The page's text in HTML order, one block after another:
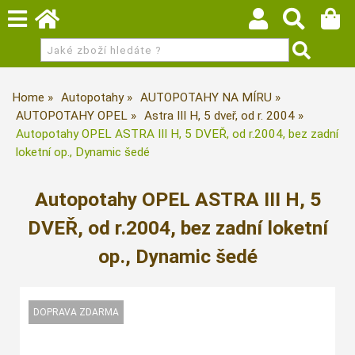
Home Autopotahy
AUTOPOTAHY NA MÍRU
AUTOPOTAHY OPEL
Astra III H, 5 dveř, od r. 2004
Autopotahy OPEL ASTRA III H, 5 DVEŘ, od r.2004, bez zadní
loketní op., Dynamic šedé
Autopotahy OPEL ASTRA III H, 5
DVEŘ, od r.2004, bez zadní loketní
op., Dynamic šedé